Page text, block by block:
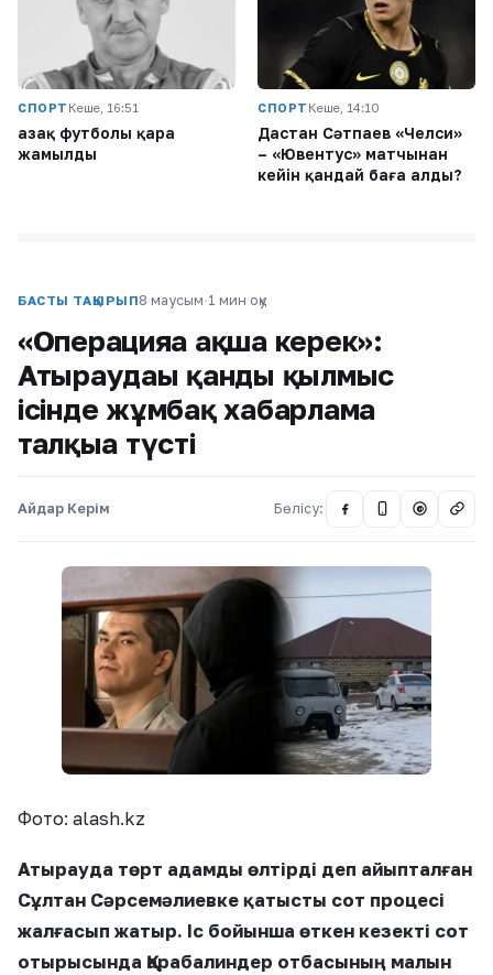
СПОРТ Кеше, 16:51
Қазақ футболы қара
жамылды
СПОРТ Кеше, 14:10
Дастан Сәтпаев «Челси»
– «Ювентус» матчынан
кейін қандай баға алды?
БАСТЫ ТАҚЫРЫП8 маусым·1 мин оқу
«Операцияға ақша керек»:
Атыраудағы қанды қылмыс
ісінде жұмбақ хабарлама
талқыға түсті
Айдар Керім Бөлісу: @
Фото: alash.kz
Атырауда төрт адамды өлтірді деп айыпталған
Сұлтан Сәрсемәлиевке қатысты сот процесі
жалғасып жатыр. Іс бойынша өткен кезекті сот
отырысында Қарабалиндер отбасының малын